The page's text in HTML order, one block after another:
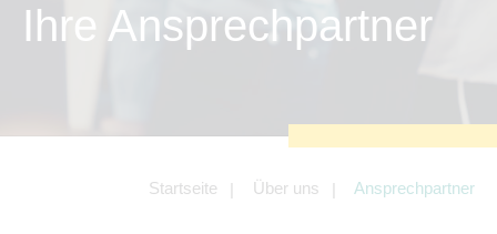
Ihre Ansprechpartner
Startseite Über uns Ansprechpartner
Tracking- und Targeting-Cookies
Angebotes einschließlich der
Angeboten von z.B. Facebook und
LinkedIn.